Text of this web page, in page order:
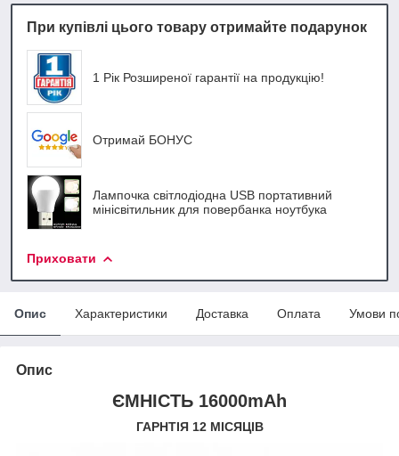
При купівлі цього товару отримайте подарунок
1 Рік Розширеної гарантії на продукцію!
Отримай БОНУС
Лампочка світлодіодна USB портативний
мінісвітильник для повербанка ноутбука
Приховати
Опис Характеристики Доставка Оплата Умови
Опис
ЄМНІСТЬ 16000mAh
ГАРНТІЯ 12 МІСЯЦІВ